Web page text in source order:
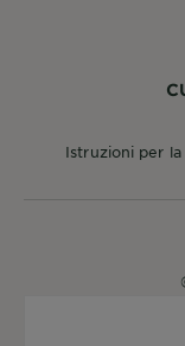
Istruzioni per